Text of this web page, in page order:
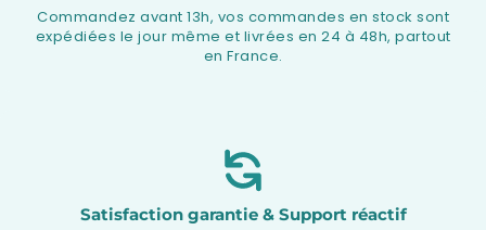
Commandez avant 13h, vos commandes en stock sont
expédiées le jour même et livrées en 24 à 48h, partout
en France.
Satisfaction garantie & Support réactif